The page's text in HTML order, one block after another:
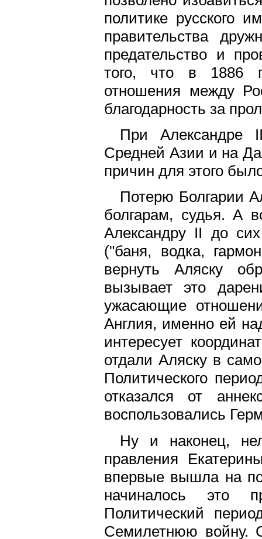
политике русского
правительства
предательство и
того, что в 1886
отношения между
благодарность за
При Александре
Средней Азии и на
причин для этого
Потерю Болгарии
болгарам, судья. А
Александру II до
("баня, водка,
вернуть Аляску
вызывает это
ужасающие
Англия, именно ей
интересует
отдали Аляску в
Политического
отказался от
воспользовались
Ну и наконец,
правления
впервые вышла на
начиналось это
Политический
Семилетнюю войну.